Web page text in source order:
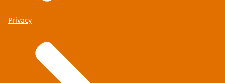
Privacy